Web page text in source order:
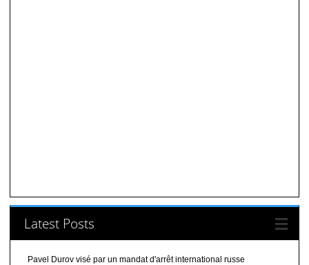
Latest Posts
Pavel Durov visé par un mandat d'arrêt international russe